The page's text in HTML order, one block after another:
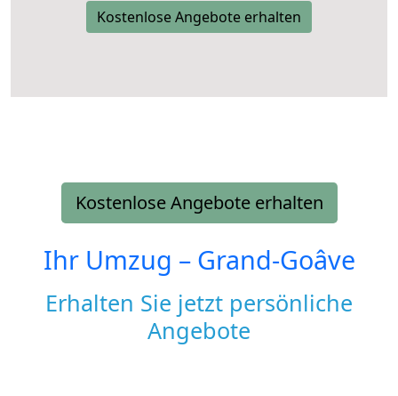
Kostenlose Angebote erhalten
Kostenlose Angebote erhalten
Ihr Umzug – Grand-Goâve
Erhalten Sie jetzt persönliche
Angebote